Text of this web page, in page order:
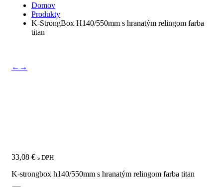
Domov
Produkty
K-StrongBox H140/550mm s hranatým relingom farba
titan
← →
33,08 € s DPH
K-strongbox h140/550mm s hranatým relingom farba titan